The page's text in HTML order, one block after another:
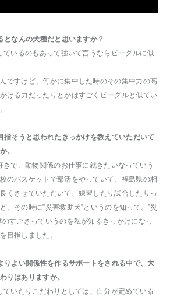
となんの犬種だと思いますか？
ているのもあって強いて言うならビーグルに似
ですけど、何かに集中した時のその集中力の高
ける力だったりとかはすごくビーグルと似てい
指そうと思われたきっかけを教えていただいて
。
で、動物関係のお仕事に就きたいなっていう
のバスケットで部活をやっていて、福島県の相
くさせていただいて、練習したり試合したりっ
、その時に”災害救助犬”というのを知って。”災
すごさっていうのを私が知るきっかけになっ
目指しました。
りよい関係性を作るサポートをされる中で、大
りはありますか。
ていたりこだわりとしては、自分が定めている